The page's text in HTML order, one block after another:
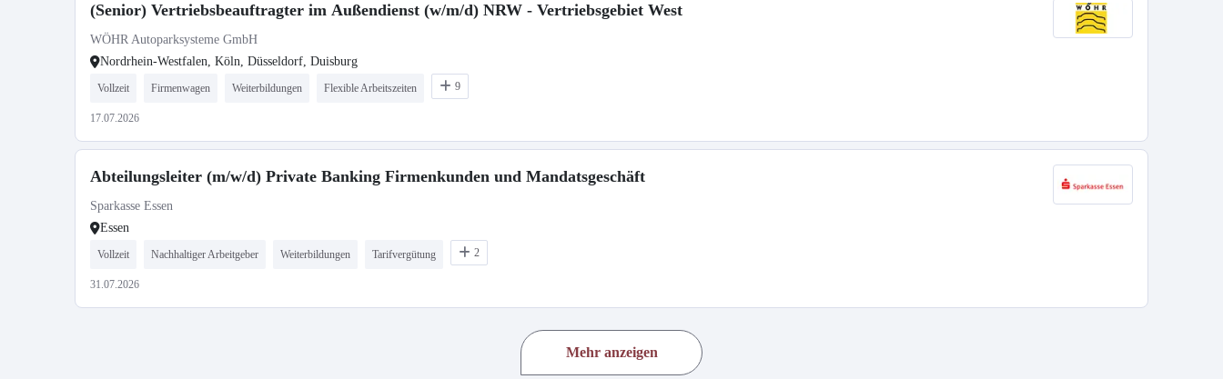
(Senior) Vertriebsbeauftragter im Außendienst (w/m/d) NRW - Vertriebsgebiet West
WÖHR Autoparksysteme GmbH
Nordrhein-Westfalen, Köln, Düsseldorf, Duisburg
Vollzeit Firmenwagen Weiterbildungen Flexible Arbeitszeiten 9
17.07.2026
Abteilungsleiter (m/w/d) Private Banking Firmenkunden und Mandatsgeschäft
Sparkasse Essen
Essen
Vollzeit Nachhaltiger Arbeitgeber Weiterbildungen Tarifvergütung 2
31.07.2026
Mehr anzeigen